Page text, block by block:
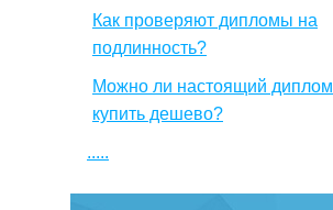
Как проверяют дипломы на
подлинность?
Можно ли настоящий диплом
купить дешево?
.....